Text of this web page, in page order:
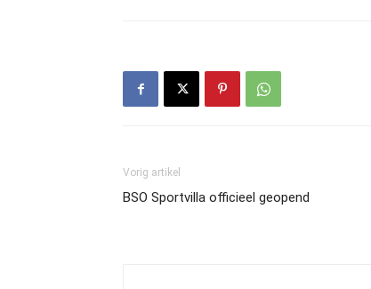
Vorig artikel
BSO Sportvilla officieel geopend